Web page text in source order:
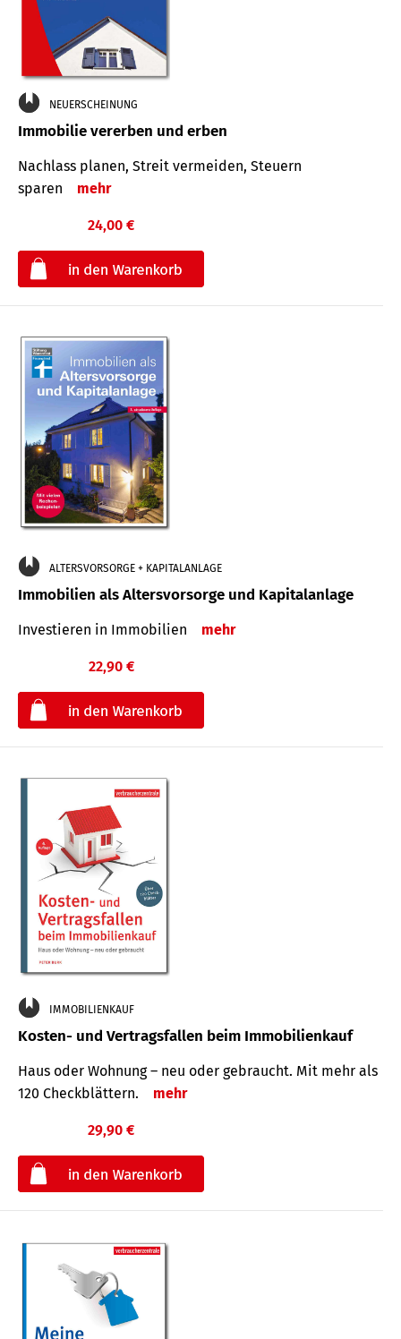
NEUERSCHEINUNG
Immobilie vererben und erben
Nachlass planen, Streit vermeiden, Steuern
sparen
mehr
24,00 €
ALTERSVORSORGE + KAPITALANLAGE
Immobilien als Altersvorsorge und Kapitalanlage
Investieren in Immobilien mehr
22,90 €
IMMOBILIENKAUF
Kosten- und Vertragsfallen beim Immobilienkauf
Haus oder Wohnung – neu oder gebraucht. Mit mehr als
120 Check­blättern.
mehr
29,90 €